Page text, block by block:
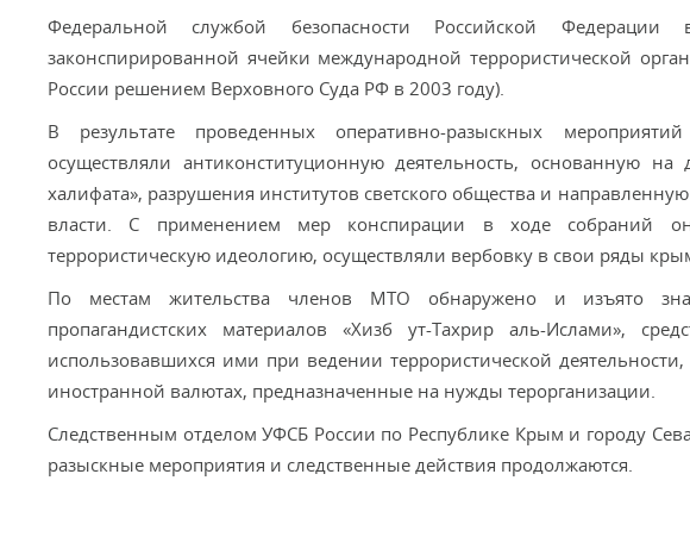
Федеральной службой безопасности Российской
законспирированной ячейки международной террористической
России решением Верховного Суда РФ в 2003 году).
В результате проведенных оперативно-разыскных
осуществляли антиконституционную деятельность, основанную
халифата», разрушения институтов светского общества и
власти. С применением мер конспирации в ходе собраний
террористическую идеологию, осуществляли вербовку в свои ряды
По местам жительства членов МТО обнаружено и изъято
пропагандистских материалов «Хизб ут-Тахрир аль-Ислами»,
использовавшихся ими при ведении террористической
иностранной валютах, предназначенные на нужды терорганизации.
Следственным отделом УФСБ России по Республике Крым и городу
разыскные мероприятия и следственные действия продолжаются.